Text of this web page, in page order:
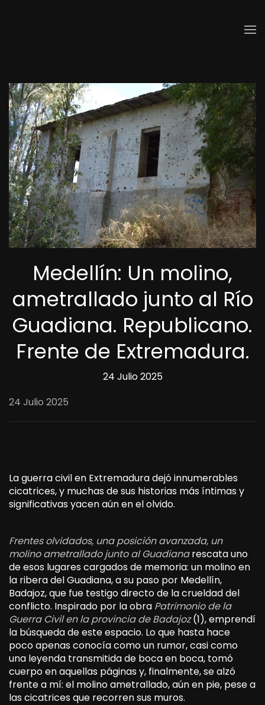
Medellín: Un molino,
ametrallado junto al Río
Guadiana. Republicano.
Frente de Extremadura.
24 Julio 2025
24 Julio 2025
La guerra civil en Extremadura dejó innumerables
cicatrices, y muchas de sus historias más íntimas y
significativas yacen aún en el olvido.
Frentes olvidados, una posición avanzada, un
molino ametrallado junto al Guadianarescata uno
de esos lugares cargados de memoria: un molino en
la ribera del Guadiana, a su paso por Medellín,
Badajoz, que fue testigo directo de la crueldad del
conflicto. Inspirado por la obra Patrimonio de la
Guerra Civil en la provincia de Badajoz(1), emprendí
la búsqueda de este espacio. Lo que hasta hace
poco apenas conocía como un rumor, casi como
una leyenda transmitida de boca en boca, tomó
cuerpo en aquellas páginas y, finalmente, se alzó
frente a mí: el molino ametrallado, aún en pie, pese a
las cicatrices que recorren sus muros.